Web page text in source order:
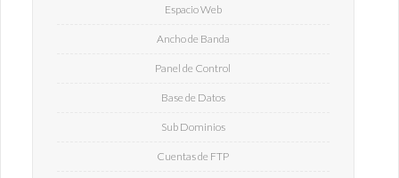
Espacio Web
Ancho de Banda
Panel de Control
Base de Datos
Sub Dominios
Cuentas de FTP